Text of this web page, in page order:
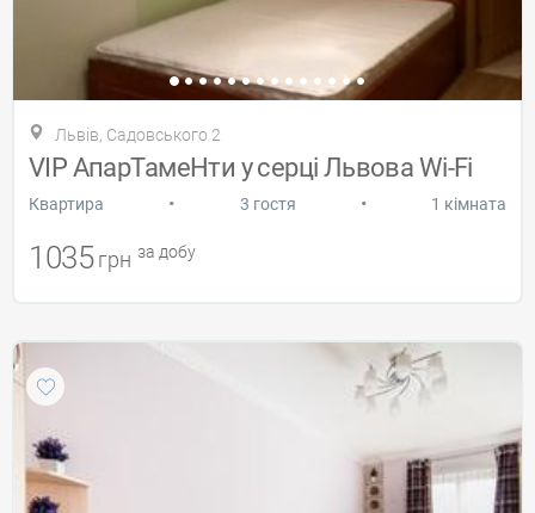
Львів, Садовського 2
VIP АпарТамеНти у серці Львова Wi-Fi
Квартира • 3 гостя • 1 кімната
1035 грн за добу